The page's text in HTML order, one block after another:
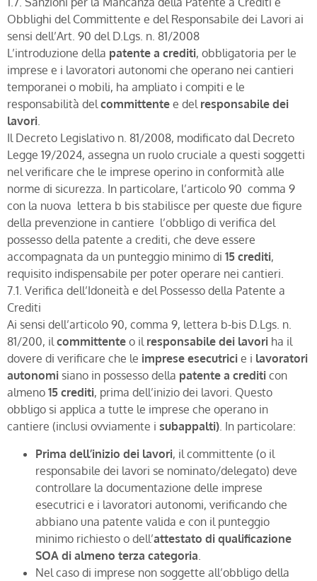
Obblighi del Committente e del Responsabile dei Lavori ai
sensi dell’Art. 90 del D.Lgs. n. 81/2008
L’introduzione della patente a crediti, obbligatoria per le
imprese e i lavoratori autonomi che operano nei cantieri
temporanei o mobili, ha ampliato i compiti e le
responsabilità delcommittente e del responsabile dei
lavori.
Il Decreto Legislativo n. 81/2008, modificato dal Decreto
Legge 19/2024, assegna un ruolo cruciale a questi soggetti
nel verificare che le imprese operino in conformità alle
norme di sicurezza. In particolare, l’articolo 90 comma 9
con la nuova lettera b bis stabilisce per queste due figure
della prevenzione in cantiere l’obbligo di verifica del
possesso della patente a crediti, che deve essere
accompagnata da un punteggio minimo di 15 crediti,
requisito indispensabile per poter operare nei cantieri.
7.1. Verifica dell’Idoneità e del Possesso della Patente a
Crediti
Ai sensi dell’articolo 90, comma 9, lettera b-bis D.Lgs. n.
81/200, ilcommittente o il responsabile dei lavori ha il
dovere di verificare che le imprese esecutrici e i lavoratori
autonomi siano in possesso della patente a crediti con
almeno 15 crediti, prima dell’inizio dei lavori. Questo
obbligo si applica a tutte le imprese che operano in
cantiere (inclusi ovviamente i subappalti). In particolare:
Prima dell’inizio dei lavori, il committente (o il
responsabile dei lavori se nominato/delegato) deve
controllare la documentazione delle imprese
esecutrici e i lavoratori autonomi, verificando che
abbiano una patente valida e con il punteggio
minimo richiesto o dell’attestato di qualificazione
SOA di almeno terza categoria
Nel caso di imprese non soggette all’obbligo della